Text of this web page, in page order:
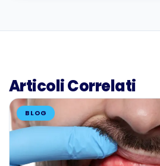
Articoli Correlati
BLOG